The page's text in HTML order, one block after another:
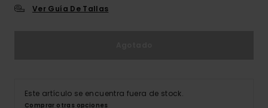
Ver Guía De Tallas
Este artículo se encuentra fuera de stock.
Comprar otras opciones